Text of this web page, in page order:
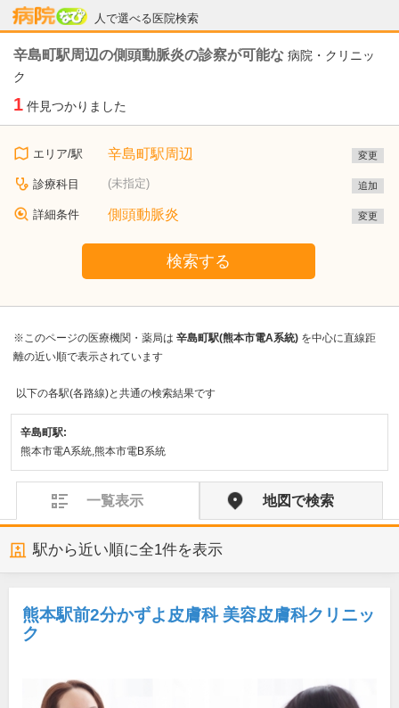
人で選べる医院検索
病院なび
辛島町駅周辺の側頭動脈炎の診察が可能な 病院・クリニッ
ク
1 件見つかりました
エリア/駅 辛島町駅周辺 変更
診療科目 (未指定) 追加
詳細条件 側頭動脈炎 変更
検索する
※このページの医療機関・薬局は 辛島町駅(熊本市電A系統) を中心に直線距
離の近い順で表示されています
以下の各駅(各路線)と共通の検索結果です
辛島町駅:
熊本市電A系統,熊本市電B系統
一覧表示 地図で検索
駅から近い順に全1件を表示
熊本駅前2分かずよ皮膚科 美容皮膚科クリニッ
ク